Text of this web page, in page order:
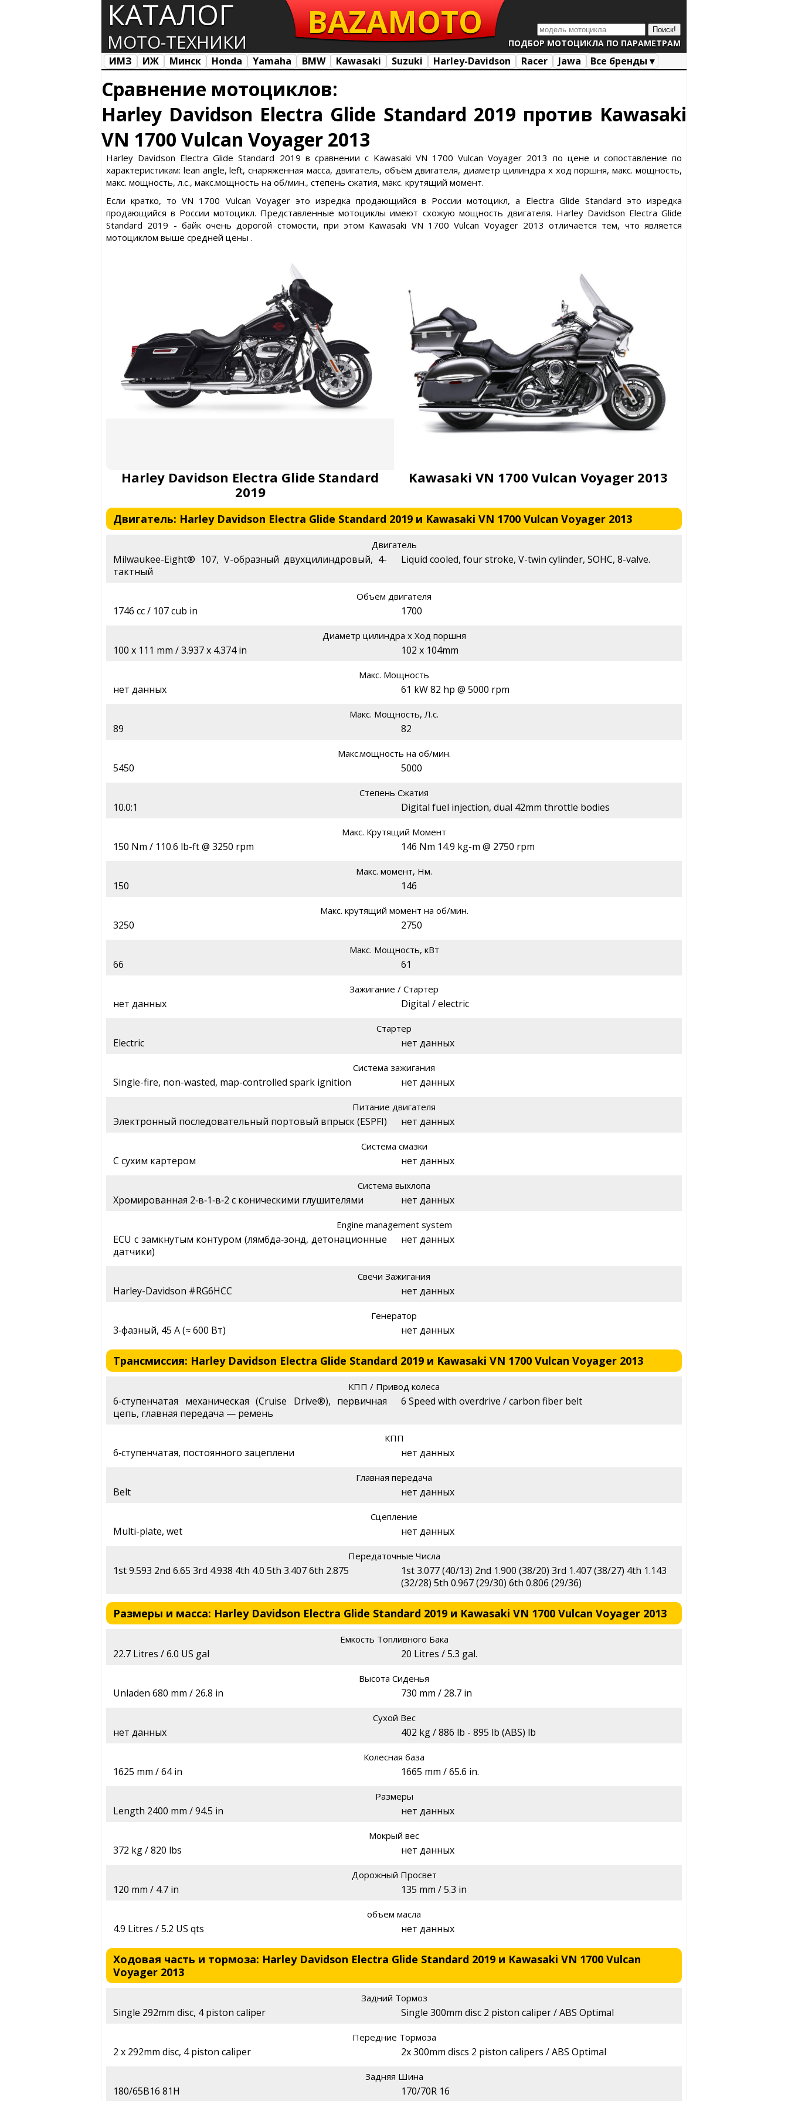
КАТАЛОГ
МОТО-ТЕХНИКИ ПОДБОР МОТОЦИКЛА ПО ПАРАМЕТРАМ
BAZAMOTO
ИМЗ ИЖ Минск Honda Yamaha BMW Kawasaki Suzuki Harley-Davidson Racer Jawa
Все бренды ▾
Сравнение мотоциклов:
Harley Davidson Electra Glide Standard 2019 против Kawasaki
VN 1700 Vulcan Voyager 2013
Harley Davidson Electra Glide Standard 2019 в сравнении с Kawasaki VN 1700 Vulcan Voyager 2013 по цене и сопоставление по
характеристикам: lean angle, left, снаряженная масса, двигатель, объём двигателя, диаметр цилиндра х ход поршня, макс. мощность,
макс. мощность, л.с., макс.мощность на об/мин., степень сжатия, макс. крутящий момент.
Если кратко, то VN 1700 Vulcan Voyager это изредка продающийся в России мотоцикл, а Electra Glide Standard это изредка
продающийся в России мотоцикл. Представленные мотоциклы имеют схожую мощность двигателя. Harley Davidson Electra Glide
Standard 2019 - байк очень дорогой стомости, при этом Kawasaki VN 1700 Vulcan Voyager 2013 отличается тем, что является
мотоциклом выше средней цены .
Harley Davidson Electra Glide Standard
2019
Kawasaki VN 1700 Vulcan Voyager 2013
Двигатель: Harley Davidson Electra Glide Standard 2019 и Kawasaki VN 1700 Vulcan Voyager 2013
Двигатель
Milwaukee-Eight® 107, V-образный двухцилиндровый, 4-
тактный
Liquid cooled, four stroke, V-twin cylinder, SOHC, 8-valve.
Объём двигателя
1746 cc / 107 cub in 1700
Диаметр цилиндра х Ход поршня
100 x 111 mm / 3.937 x 4.374 in 102 x 104mm
Макс. Мощность
нет данных 61 kW 82 hp @ 5000 rpm
Макс. Мощность, Л.с.
89 82
Макс.мощность на об/мин.
5450 5000
Степень Сжатия
10.0:1 Digital fuel injection, dual 42mm throttle bodies
Макс. Крутящий Момент
150 Nm / 110.6 lb-ft @ 3250 rpm 146 Nm 14.9 kg-m @ 2750 rpm
Макс. момент, Нм.
150 146
Макс. крутящий момент на об/мин.
3250 2750
Макс. Мощность, кВт
66 61
Зажигание / Стартер
нет данных Digital / electric
Стартер
Electric нет данных
Система зажигания
Single-fire, non-wasted, map-controlled spark ignition нет данных
Питание двигателя
Электронный последовательный портовый впрыск (ESPFI) нет данных
Система смазки
С сухим картером нет данных
Система выхлопа
Хромированная 2‑в‑1‑в‑2 с коническими глушителями нет данных
Engine management system
ECU с замкнутым контуром (лямбда‑зонд, детонационные
датчики)
нет данных
Свечи Зажигания
Harley-Davidson #RG6HCC нет данных
Генератор
3‑фазный, 45 А (≈ 600 Вт) нет данных
Трансмиссия: Harley Davidson Electra Glide Standard 2019 и Kawasaki VN 1700 Vulcan Voyager 2013
КПП / Привод колеса
6‑ступенчатая механическая (Cruise Drive®), первичная
цепь, главная передача — ремень
6 Speed with overdrive / carbon fiber belt
КПП
6‑ступенчатая, постоянного зацеплени нет данных
Главная передача
Belt нет данных
Сцепление
Multi-plate, wet нет данных
Передаточные Числа
1st 9.593 2nd 6.65 3rd 4.938 4th 4.0 5th 3.407 6th 2.875
1st 3.077 (40/13) 2nd 1.900 (38/20) 3rd 1.407 (38/27) 4th 1.143
(32/28) 5th 0.967 (29/30) 6th 0.806 (29/36)
Размеры и масса: Harley Davidson Electra Glide Standard 2019 и Kawasaki VN 1700 Vulcan Voyager 2013
Емкость Топливного Бака
22.7 Litres / 6.0 US gal 20 Litres / 5.3 gal.
Высота Сиденья
Unladen 680 mm / 26.8 in 730 mm / 28.7 in
Сухой Вес
нет данных 402 kg / 886 lb - 895 lb (ABS) lb
Колесная база
1625 mm / 64 in 1665 mm / 65.6 in.
Размеры
Length 2400 mm / 94.5 in нет данных
Мокрый вес
372 kg / 820 lbs нет данных
Дорожный Просвет
120 mm / 4.7 in 135 mm / 5.3 in
объем масла
4.9 Litres / 5.2 US qts нет данных
Ходовая часть и тормоза: Harley Davidson Electra Glide Standard 2019 и Kawasaki VN 1700 Vulcan
Voyager 2013
Задний Тормоз
Single 292mm disc, 4 piston caliper Single 300mm disc 2 piston caliper / ABS Optimal
Передние Тормоза
2 x 292mm disc, 4 piston caliper 2x 300mm discs 2 piston calipers / ABS Optimal
Задняя Шина
180/65B16 81H 170/70R 16